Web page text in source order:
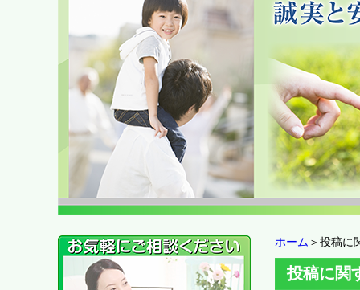
ホーム ＞投稿に
投稿に関